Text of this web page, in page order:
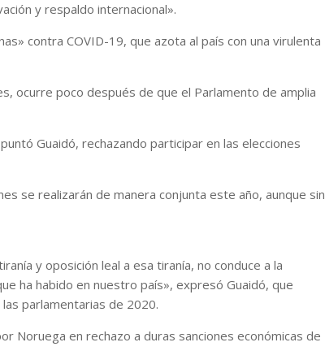
y respaldo internacional».
contra COVID-19, que azota al país con una virulenta
ocurre poco después de que el Parlamento de amplia
Guaidó, rechazando participar en las elecciones
se realizarán de manera conjunta este año, aunque sin
y oposición leal a esa tiranía, no conduce a la
ha habido en nuestro país», expresó Guaidó, que
parlamentarias de 2020.
Noruega en rechazo a duras sanciones económicas de